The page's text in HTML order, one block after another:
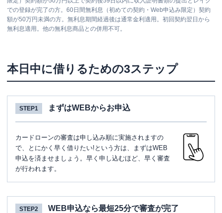
での登録が完了の方。60日間無利息（初めての契約・Web申込み限定）契約
額が50万円未満の方。無利息期間経過後は通常金利適用。初回契約翌日から
無利息適用。他の無利息商品との併用不可。
本日中に借りるための3ステップ
STEP1 まずはWEBからお申込
カードローンの審査は申し込み順に実施されますの
で、とにかく早く借りたい!という方は、まずはWEB
申込を済ませましょう。早く申し込むほど、早く審査
が行われます。
STEP2 WEB申込なら最短25分で審査が完了